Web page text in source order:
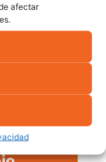
afectar